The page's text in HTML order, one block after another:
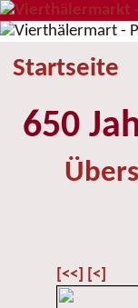
Startseite
650
[<<] [<]